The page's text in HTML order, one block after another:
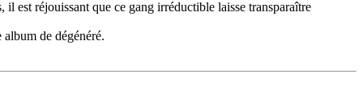
est réjouissant que ce gang irréductible laisse transparaître
de dégénéré.